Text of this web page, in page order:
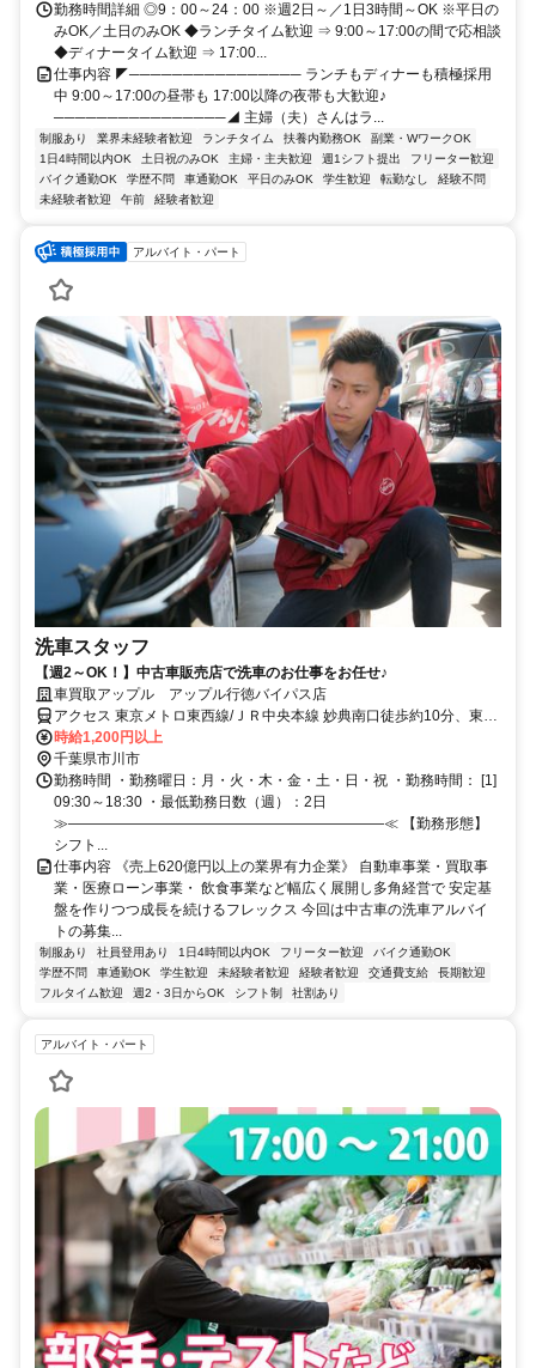
勤務時間詳細 ◎9：00～24：00 ※週2日～／1日3時間～OK ※平日の
みOK／土日のみOK ◆ランチタイム歓迎 ⇒ 9:00～17:00の間で応相談
◆ディナータイム歓迎 ⇒ 17:00...
仕事内容 ◤──────────────── ランチもディナーも積極採用
中 9:00～17:00の昼帯も 17:00以降の夜帯も大歓迎♪
────────────────◢ 主婦（夫）さんはラ...
制服あり 業界未経験者歓迎 ランチタイム 扶養内勤務OK
副業・WワークOK
1日4時間以内OK
土日祝のみOK 主婦・主夫歓迎 週1シフト提出
フリーター歓迎
バイク通勤OK
学歴不問 車通勤OK 平日のみOK 学生歓迎 転勤なし
経験不問
未経験者歓迎
午前 経験者歓迎
アルバイト・パート
洗車スタッフ
【週2～OK！】中古車販売店で洗車のお仕事をお任せ♪
車買取アップル アップル行徳バイパス店
アクセス 東京メトロ東西線/ＪＲ中央本線 妙典南口徒歩約10分、東京
メトロ東西線/ＪＲ中央本線 行徳徒歩約12分、東京メトロ東西線/ＪＲ
中央本線 南行徳南口徒歩約34分
時給1,200円以上
千葉県市川市
勤務時間 ・勤務曜日：月・火・木・金・土・日・祝 ・勤務時間： [1]
09:30～18:30 ・最低勤務日数（週）：2日
≫――――――――――――――――――――――≪ 【勤務形態】
シフト...
仕事内容 《売上620億円以上の業界有力企業》 自動車事業・買取事
業・医療ローン事業・ 飲食事業など幅広く展開し多角経営で 安定基
盤を作りつつ成長を続けるフレックス 今回は中古車の洗車アルバイ
トの募集...
制服あり 社員登用あり 1日4時間以内OK フリーター歓迎
バイク通勤OK
学歴不問
車通勤OK 学生歓迎 未経験者歓迎 経験者歓迎 交通費支給
長期歓迎
フルタイム歓迎
週2・3日からOK シフト制 社割あり
アルバイト・パート